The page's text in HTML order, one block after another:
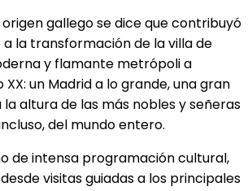
gallego se dice que contribuyó
la transformación de la villa de
y flamante metrópoli a
XX: un Madrid a lo grande, una gran
altura de las más nobles y señeras
del mundo entero.
de intensa programación cultural,
visitas guiadas a los principales